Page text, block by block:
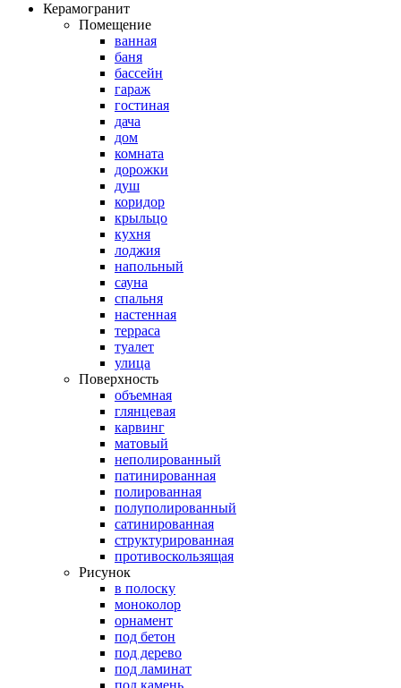
Керамогранит
Помещение
ванная
баня
бассейн
гараж
гостиная
дача
дом
комната
дорожки
душ
коридор
крыльцо
кухня
лоджия
напольный
сауна
спальня
настенная
терраса
туалет
улица
Поверхность
объемная
глянцевая
карвинг
матовый
неполированный
патинированная
полированная
полуполированный
сатинированная
структурированная
противоскользящая
Рисунок
в полоску
моноколор
орнамент
под бетон
под дерево
под ламинат
под камень